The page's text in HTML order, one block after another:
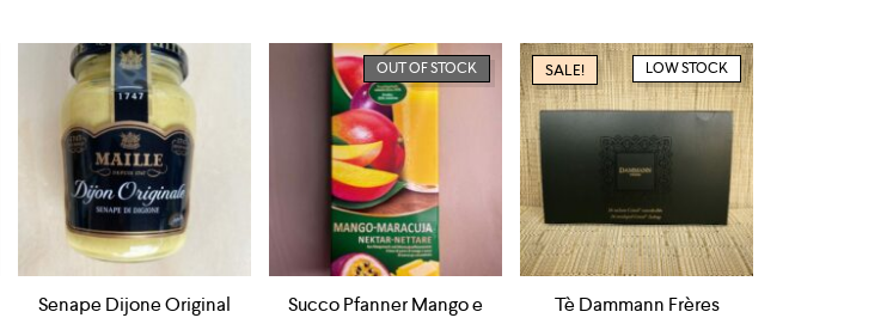
Senape Dijone Original
OUT OF STOCK
Succo Pfanner Mango e
SALE! LOW STOCK
Tè Dammann Frères